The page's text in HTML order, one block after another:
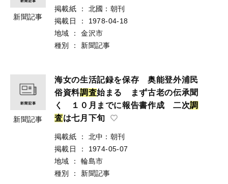
新聞記事
掲載紙 ：
北國：朝刊
掲載日
：
1978-04-18
地域
：
金沢市
種別
： 新聞記事
新聞記事
海女の生活記録を保存 奥能登外浦民
俗資料調査始まる まず古老の伝承聞
く １０月までに報告書作成 二次調
査は七月下旬
掲載紙 ：
北中：朝刊
掲載日
：
1974-05-07
地域
：
輪島市
種別
： 新聞記事